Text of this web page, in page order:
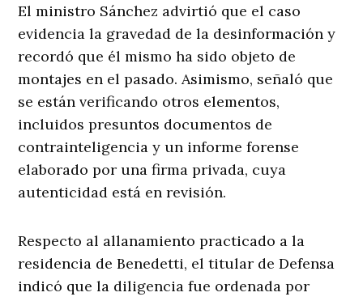
El ministro Sánchez advirtió que el caso
evidencia la gravedad de la desinformación y
recordó que él mismo ha sido objeto de
montajes en el pasado. Asimismo, señaló que
se están verificando otros elementos,
incluidos presuntos documentos de
contrainteligencia y un informe forense
elaborado por una firma privada, cuya
autenticidad está en revisión.
Respecto al allanamiento practicado a la
residencia de Benedetti, el titular de Defensa
indicó que la diligencia fue ordenada por